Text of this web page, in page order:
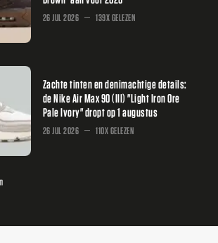
26 JUL 2026 139X GELEZEN
Zachte tinten en denimachtige details:
de Nike Air Max 90 (III) "Light Iron Ore
Pale Ivory" dropt op 1 augustus
26 JUL 2026 110X GELEZEN